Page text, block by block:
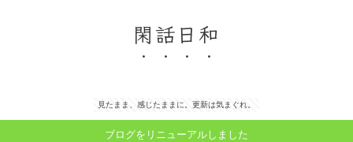
閑話日和
見たまま、感じたままに。更新は気まぐれ。
ブログをリニューアルしました